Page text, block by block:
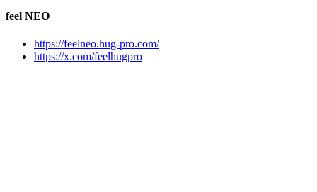
feel NEO
https://feelneo.hug-pro.com/
https://x.com/feelhugpro